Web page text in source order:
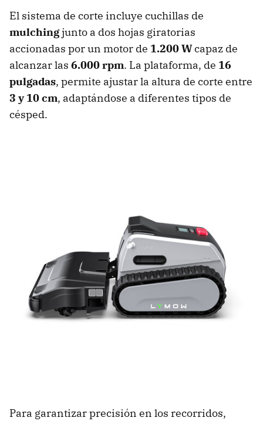
El sistema de corte incluye cuchillas de
mulchingjunto a dos hojas giratorias
accionadas por un motor de 1.200 Wcapaz de
alcanzar las 6.000 rpm. La plataforma, de 16
pulgadas, permite ajustar la altura de corte entre
3 y 10 cm, adaptándose a diferentes tipos de
césped.
Para garantizar precisión en los recorridos,